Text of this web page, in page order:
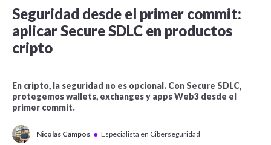
Seguridad desde el primer commit:
aplicar Secure SDLC en productos
cripto
En cripto, la seguridad no es opcional. Con Secure SDLC,
protegemos wallets, exchanges y apps Web3 desde el
primer commit.
Nicolas Campos ● Especialista en Ciberseguridad